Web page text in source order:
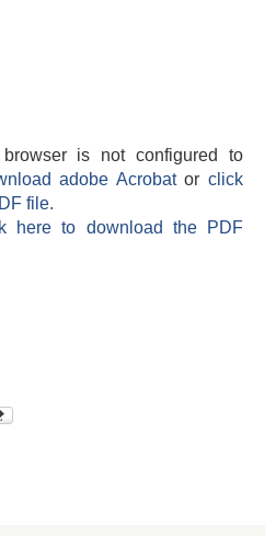
is not configured to
adobe Acrobatorclick
file.
here to download the PDF